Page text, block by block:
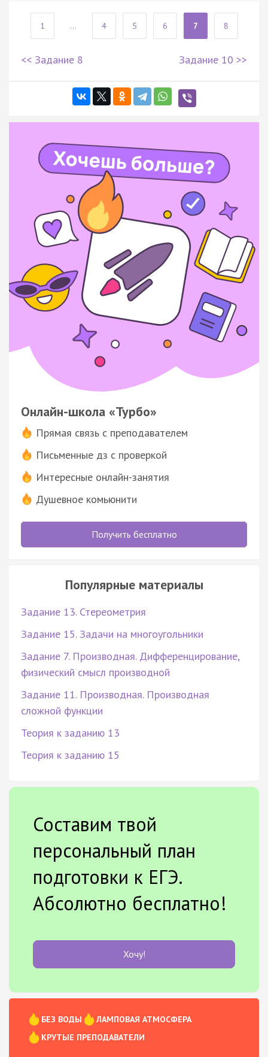
1 ... 4 5 6 7 8
<< Задание 8 Задание 10 >>
Онлайн-школа «Турбо»
Прямая связь с преподавателем
Письменные дз с проверкой
Интересные онлайн-занятия
Душевное комьюнити
Получить бесплатно
Популярные материалы
Задание 13. Стереометрия
Задание 15. Задачи на многоугольники
Задание 7. Производная. Дифференцирование,
физический смысл производной
Задание 11. Производная. Производная
сложной функции
Теория к заданию 13
Теория к заданию 15
Составим твой
персональный план
подготовки к ЕГЭ.
Абсолютно бесплатно!
Хочу!
БЕЗ ВОДЫ
ЛАМПОВАЯ АТМОСФЕРА
КРУТЫЕ ПРЕПОДАВАТЕЛИ